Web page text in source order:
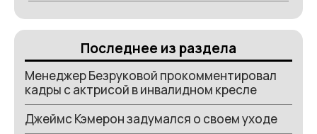
Последнее из раздела
Менеджер Безруковой прокомментировал
кадры с актрисой в инвалидном кресле
Джеймс Кэмерон задумался о своем уходе